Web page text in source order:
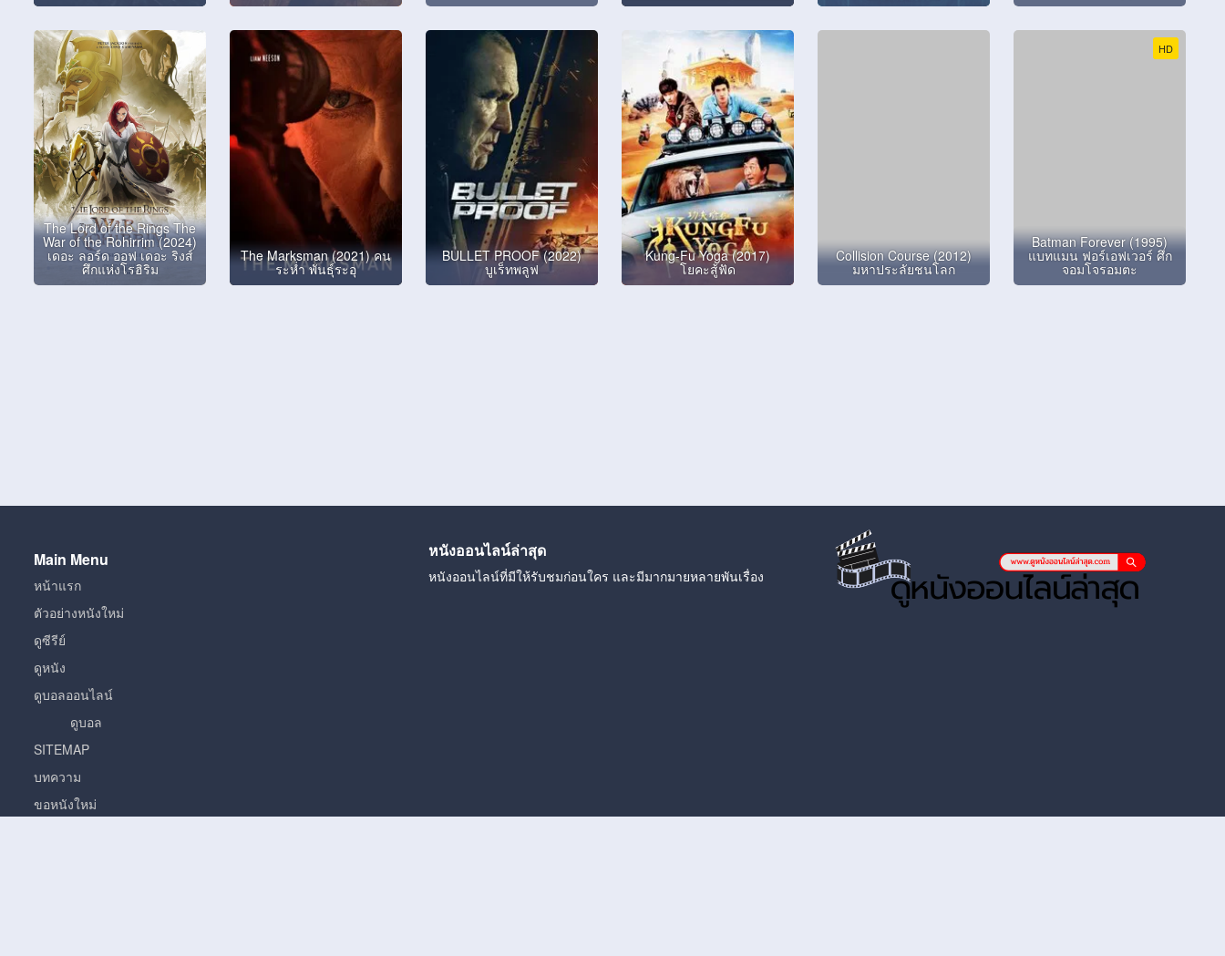
The Lord of the Rings The
War of the Rohirrim (2024)
เดอะ ลอร์ด ออฟ เดอะ ริงส์
ศึกแห่งโรฮิริม
The Marksman (2021) คน
ระห่ำ พันธุ์ระอุ
BULLET PROOF (2022)
บูเร็ทพลูฟ
Kung-Fu Yoga (2017)
โยคะสู้ฟัด
Collision Course (2012)
มหาประลัยชนโลก
HD
Batman Forever (1995)
แบทแมน ฟอร์เอฟเวอร์ ศึก
จอมโจรอมตะ
Main Menu
หน้าแรก
ตัวอย่างหนังใหม่
ดูซีรีย์
ดูหนัง
ดูบอลออนไลน์
ดูบอล
SITEMAP
บทความ
ขอหนังใหม่
หนังออนไลน์ล่าสุด
หนังออนไลน์ที่มีให้รับชมก่อนใคร และมีมากมายหลายพันเรื่อง